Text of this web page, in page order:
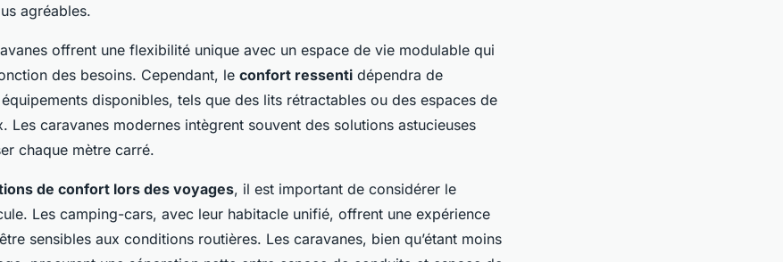
agréables.
offrent une flexibilité unique avec un espace de vie modulable qui
des besoins. Cependant, le confort ressenti dépendra de
équipements disponibles, tels que des lits rétractables ou des espaces de
Les caravanes modernes intègrent souvent des solutions astucieuses
chaque mètre carré.
de confort lors des voyages, il est important de considérer le
Les camping-cars, avec leur habitacle unifié, offrent une expérience
sensibles aux conditions routières. Les caravanes, bien qu’étant moins